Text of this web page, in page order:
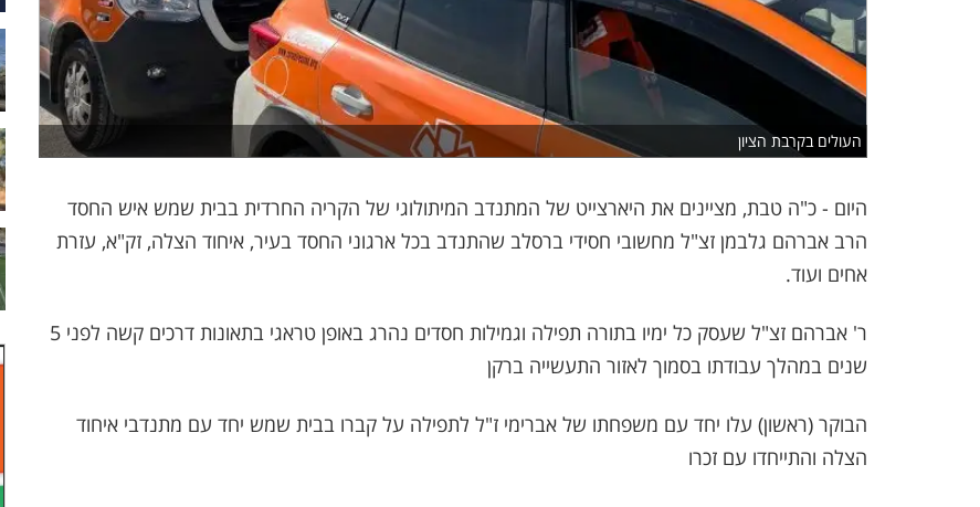
העולים בקרבת הציון
היום - כ"ה טבת, מציינים את היארצייט של המתנדב המיתולוגי של הקריה החרדית בבית שמש איש החסד
הרב אברהם גלבמן זצ"ל מחשובי חסידי ברסלב שהתנדב בכל ארגוני החסד בעיר, איחוד הצלה, זק"א, עזרת
אחים ועוד.
ר' אברהם זצ"ל שעסק כל ימיו בתורה תפילה וגמילות חסדים נהרג באופן טראגי בתאונות דרכים קשה לפני 5
שנים במהלך עבודתו בסמוך לאזור התעשייה ברקן
הבוקר (ראשון) עלו יחד עם משפחתו של אברימי ז"ל לתפילה על קברו בבית שמש יחד עם מתנדבי איחוד
הצלה והתייחדו עם זכרו